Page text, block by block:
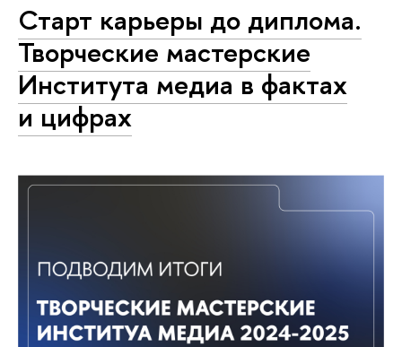
Старт карьеры до диплома.
Творческие мастерские
Института медиа в фактах
и цифрах